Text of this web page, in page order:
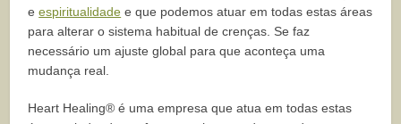
eespiritualidade e que podemos atuar em todas estas áreas
para alterar o sistema habitual de crenças. Se faz
necessário um ajuste global para que aconteça uma
mudança real.
Heart Healing® é uma empresa que atua em todas estas